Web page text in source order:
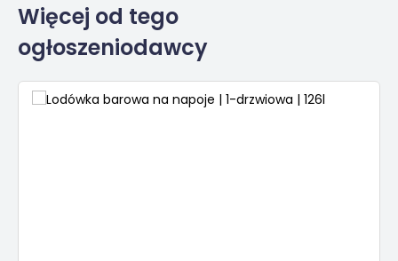
Więcej od tego
ogłoszeniodawcy